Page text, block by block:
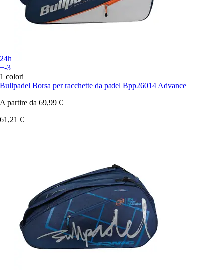
24h
+-3
1 colori
Bullpadel Borsa per racchette da padel Bpp26014 Advance
A partire da 69,99 €
61,21 €